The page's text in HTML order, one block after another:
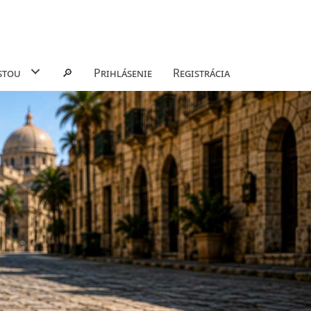
🔎 Prihlásenie Registrácia